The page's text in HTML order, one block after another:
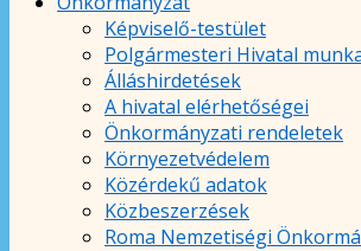
Képviselő-testület
Polgármesteri Hivatal
Álláshirdetések
A hivatal elérhetőségei
Önkormányzati rendeletek
Környezetvédelem
Közérdekű adatok
Közbeszerzések
Roma Nemzetiségi